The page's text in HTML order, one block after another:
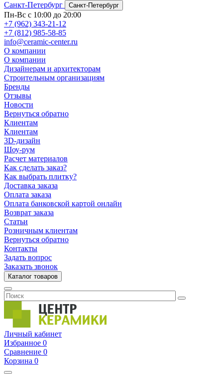
Санкт-Петербург
Санкт-Петербург
Пн-Вс с 10:00 до 20:00
+7 (962) 343-21-12
+7 (812) 985-58-85
info@ceramic-center.ru
О компании
О компании
Дизайнерам и архитекторам
Строительным организациям
Бренды
Отзывы
Новости
Вернуться обратно
Клиентам
Клиентам
3D-дизайн
Шоу-рум
Расчет материалов
Как сделать заказ?
Как выбрать плитку?
Доставка заказа
Оплата заказа
Оплата банковской картой онлайн
Возврат заказа
Статьи
Розничным клиентам
Вернуться обратно
Контакты
Задать вопрос
Заказать звонок
Каталог товаров
Личный кабинет
Избранное 0
Сравнение 0
Корзина 0